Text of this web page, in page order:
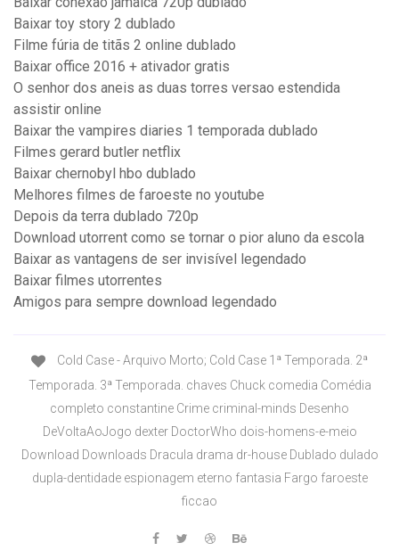
Baixar toy story 2 dublado
Filme fúria de titãs 2 online dublado
Baixar office 2016 + ativador gratis
O senhor dos aneis as duas torres versao estendida
assistir online
Baixar the vampires diaries 1 temporada dublado
Filmes gerard butler netflix
Baixar chernobyl hbo dublado
Melhores filmes de faroeste no youtube
Depois da terra dublado 720p
Download utorrent como se tornar o pior aluno da escola
Baixar as vantagens de ser invisível legendado
Baixar filmes utorrentes
Amigos para sempre download legendado
Cold Case - Arquivo Morto; Cold Case 1ª Temporada. 2ª
Temporada. 3ª Temporada. chaves Chuck comedia Comédia
completo constantine Crime criminal-minds Desenho
DeVoltaAoJogo dexter DoctorWho dois-homens-e-meio
Download Downloads Dracula drama dr-house Dublado dulado
dupla-dentidade espionagem eterno fantasia Fargo faroeste
ficcao